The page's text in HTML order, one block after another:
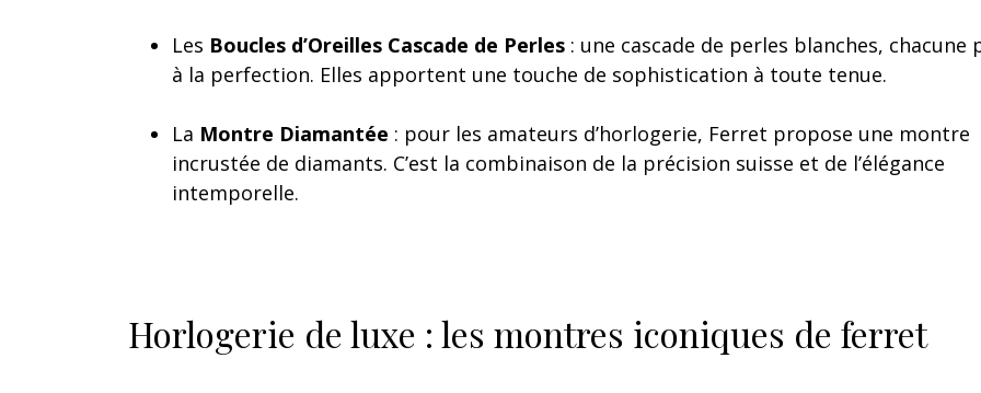
Les Boucles d’Oreilles Cascade de Perles : une cascade de perles blanches, chacune
à la perfection. Elles apportent une touche de sophistication à toute tenue.
La Montre Diamantée : pour les amateurs d’horlogerie, Ferret propose une montre
incrustée de diamants. C’est la combinaison de la précision suisse et de l’élégance
intemporelle.
Horlogerie de luxe : les montres iconiques de ferret